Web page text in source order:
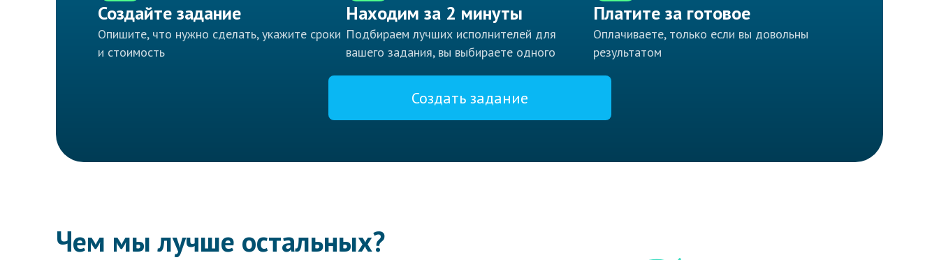
Создайте задание
Опишите, что нужно сделать, укажите сроки
и стоимость
Находим за 2 минуты
Подбираем лучших исполнителей для
вашего задания, вы выбираете одного
Платите за готовое
Оплачиваете, только если вы довольны
результатом
Создать задание
Чем мы лучше остальных?